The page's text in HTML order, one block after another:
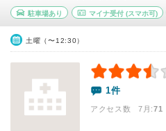
駐車場あり マイナ受付(スマホ可)
土曜（〜12:30）
1件
アクセス数 7月:71